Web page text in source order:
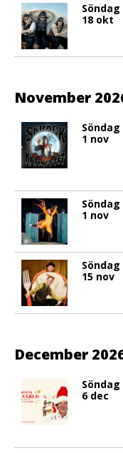
Söndag
18 okt
November
Söndag
1 nov
Söndag
1 nov
Söndag
15 nov
December
Söndag
6 dec